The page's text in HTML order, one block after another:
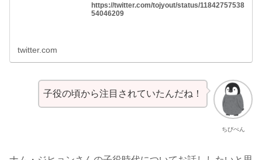
https://twitter.com/tojyout/status/11842757538
54046209
twitter.com
ちびぺん
子役の頃から注目されていたんだね！